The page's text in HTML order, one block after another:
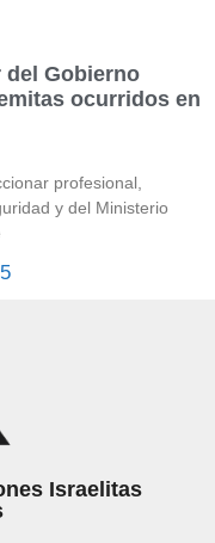
del Gobierno
ocurridos en
profesional,
y del Ministerio
5
Israelitas